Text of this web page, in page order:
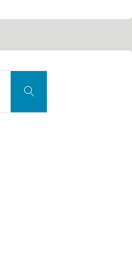
Cerca